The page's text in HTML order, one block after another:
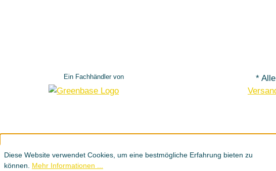
Ein Fachhändler von
*
Diese Website verwendet Cookies, um eine bestmögliche Erfahrung bieten zu
können. Mehr Informationen ...